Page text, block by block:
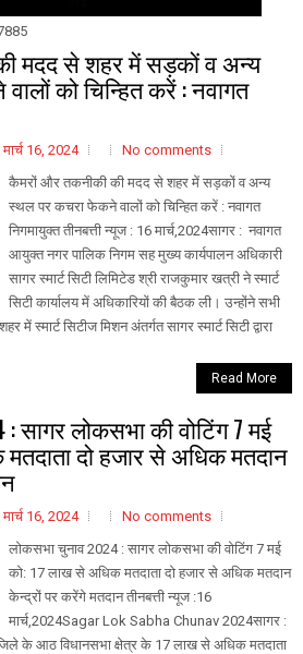
मदद से शहर में सड़कों व अन्य
को चिन्हित करें : नवागत
मार्च 16, 2024
No comments
कैमरों और तकनीकी की मदद से शहर में सड़कों व अन्य
स्थल पर कचरा फेकने वालों को चिन्हित करें : नवागत
निगमायुक्त तीनबत्ती न्यूज : 16 मार्च,2024सागर : नवागत
आयुक्त नगर पालिक निगम सह मुख्य कार्यपालन अधिकारी
सागर स्मार्ट सिटी लिमिटेड श्री राजकुमार खत्री ने स्मार्ट
सिटी कार्यालय में अधिकारियों की बैठक ली। उन्होंने सभी
में स्मार्ट सिटीज मिशन अंतर्गत सागर स्मार्ट सिटी द्वारा
Read More
सागर लोकसभा की वोटिंग 7 मई
दो हजार से अधिक मतदान
मार्च 16, 2024
No comments
लोकसभा चुनाव 2024 : सागर लोकसभा की वोटिंग 7 मई
को: 17 लाख से अधिक मतदाता दो हजार से अधिक मतदान
केन्द्रों पर करेंगे मतदान तीनबत्ती न्यूज :16
मार्च,2024Sagar Lok Sabha Chunav 2024सागर :
के आठ विधानसभा क्षेत्र के 17 लाख से अधिक मतदाता